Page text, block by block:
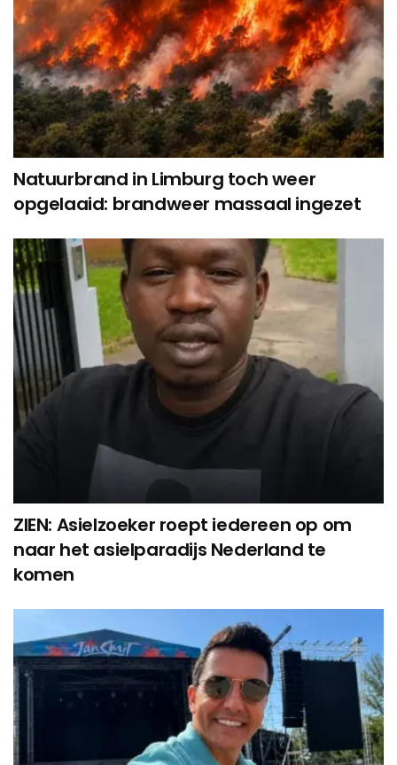
Natuurbrand in Limburg toch weer
opgelaaid: brandweer massaal ingezet
ZIEN: Asielzoeker roept iedereen op om
naar het asielparadijs Nederland te
komen